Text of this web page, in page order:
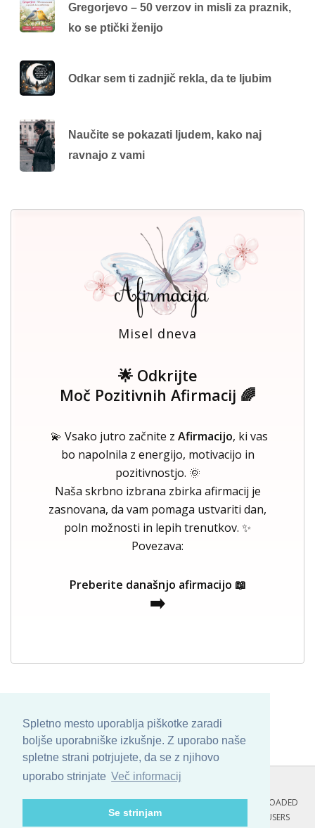
Spletno mesto uporablja piškotke zaradi
boljše uporabniške izkušnje. Z uporabo naše
spletne strani potrjujete, da se z njihovo
uporabo strinjate Več informacij
Se strinjam
Gregorjevo – 50 verzov in misli za praznik,
ko se ptički ženijo
Odkar sem ti zadnjič rekla, da te ljubim
Naučite se pokazati ljudem, kako naj
ravnajo z vami
Misel dneva
🌟 Odkrijte
Moč Pozitivnih Afirmacij 🌈
💫 Vsako jutro začnite z Afirmacijo, ki vas
bo napolnila z energijo, motivacijo in
pozitivnostjo. 🌞
Naša skrbno izbrana zbirka afirmacij je
zasnovana, da vam pomaga ustvariti dan,
poln možnosti in lepih trenutkov. ✨
Povezava:
Preberite današnjo afirmacijo 📖
➡️
COPYRIGHT © 2013 - 2026 BYSKINBASE. ALL ARTWORK ARE UPLOADED
AND COPYRIGHTED TO ITS AUTHOR.
POZITIVNE MISLI : 94 USERS